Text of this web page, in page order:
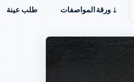
↓ ورقة المواصفات طلب عينة